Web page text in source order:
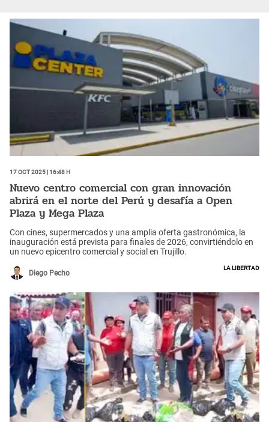
17 Oct 2025 | 16:48 h
Nuevo centro comercial con gran innovación
abrirá en el norte del Perú y desafía a Open
Plaza y Mega Plaza
Con cines, supermercados y una amplia oferta gastronómica, la
inauguración está prevista para finales de 2026, convirtiéndolo en
un nuevo epicentro comercial y social en Trujillo.
Diego Pecho
La Libertad